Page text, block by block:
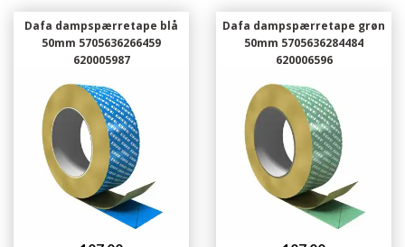
Dafa dampspærretape blå
50mm 5705636266459
620005987
Dafa dampspærretape grøn
50mm 5705636284484
620006596